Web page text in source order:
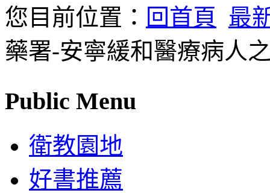
您目前位置： 回首頁 最
藥署-安寧緩和醫療病人
Public Menu
衛教園地
好書推薦